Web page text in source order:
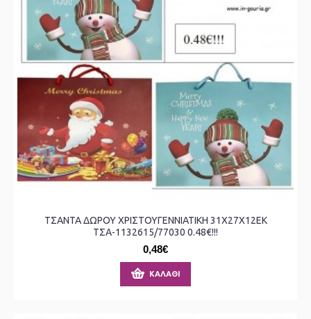
ΤΣΑΝΤΑ ΔΩΡΟΥ ΧΡΙΣΤΟΥΓΕΝΝΙΑΤΙΚΗ 31X27X12ΕΚ
ΤΣΑ-1132615/77030 0.48€!!!
0,48€
ΚΑΛΆΘΙ